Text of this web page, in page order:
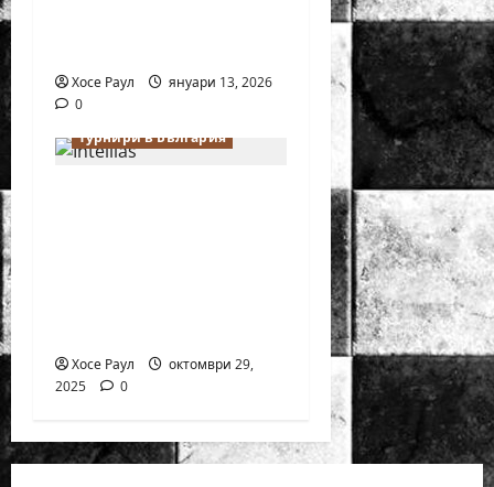
Хосе Раул
януари 13, 2026
0Онлайн игри
Турнири в България
Хосе Раул
октомври 29,
2025
0